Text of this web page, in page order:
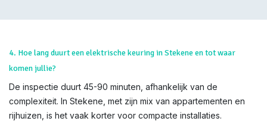
4. Hoe lang duurt een elektrische keuring in Stekene en tot waar
komen jullie?
De inspectie duurt 45-90 minuten, afhankelijk van de
complexiteit. In Stekene, met zijn mix van appartementen en
rijhuizen, is het vaak korter voor compacte installaties.